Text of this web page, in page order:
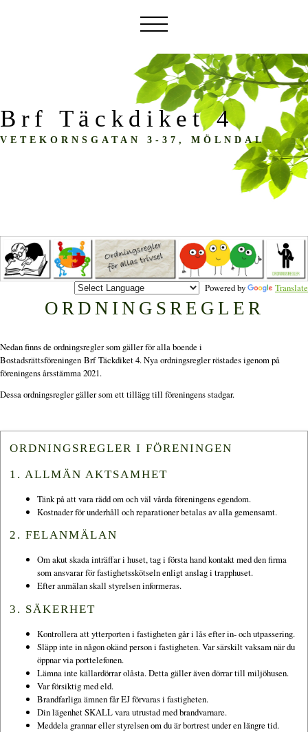
Brf Täckdiket 4
VETEKORNSGATAN 3-37, MÖLNDAL
Powered by Translate
ORDNINGSREGLER
Nedan finns de ordningsregler som gäller för alla boende i
Bostadsrättsföreningen Brf Täckdiket 4. Nya ordningsregler röstades igenom på
föreningens årsstämma 2021.
Dessa ordningsregler gäller som ett tillägg till föreningens stadgar.
ORDNINGSREGLER I FÖRENINGEN
1. ALLMÄN AKTSAMHET
Tänk på att vara rädd om och väl vårda föreningens egendom.
Kostnader för underhåll och reparationer betalas av alla gemensamt.
2. FELANMÄLAN
Om akut skada inträffar i huset, tag i första hand kontakt med den firma
som ansvarar för fastighetsskötseln enligt anslag i trapphuset.
Efter anmälan skall styrelsen informeras.
3. SÄKERHET
Kontrollera att ytterporten i fastigheten går i lås efter in- och utpassering.
Släpp inte in någon okänd person i fastigheten. Var särskilt vaksam när du
öppnar via porttelefonen.
Lämna inte källardörrar olåsta. Detta gäller även dörrar till miljöhusen.
Var försiktig med eld.
Brandfarliga ämnen får EJ förvaras i fastigheten.
Din lägenhet SKALL vara utrustad med brandvarnare.
Meddela grannar eller styrelsen om du är bortrest under en längre tid.